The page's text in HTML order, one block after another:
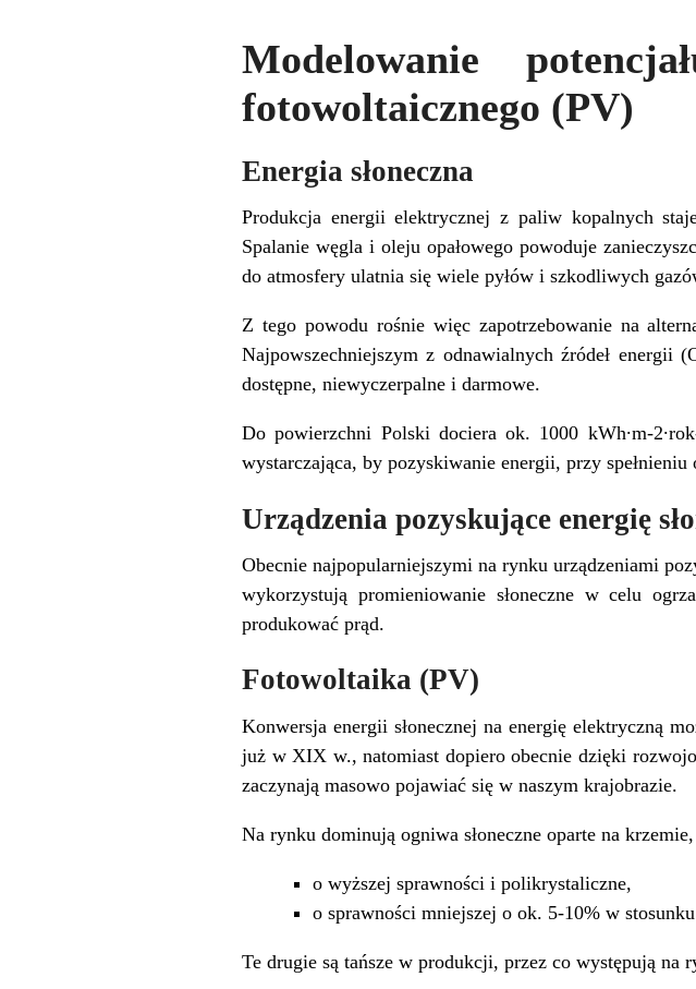
Modelowanie
fotowoltaicznego (PV)
Energia słoneczna
Produkcja energii elektrycznej z paliw kopalnych
Spalanie węgla i oleju opałowego powoduje
do atmosfery ulatnia się wiele pyłów i szkodliwych
Z tego powodu rośnie więc zapotrzebowanie na
Najpowszechniejszym z odnawialnych źródeł energii
dostępne, niewyczerpalne i darmowe.
Do powierzchni Polski dociera ok. 1000 kWh∙m-
wystarczająca, by pozyskiwanie energii, przy spełnieniu
Urządzenia pozyskujące energię
Obecnie najpopularniejszymi na rynku urządzeniami
wykorzystują promieniowanie słoneczne w celu
produkować prąd.
Fotowoltaika (PV)
Konwersja energii słonecznej na energię elektryczną
już w XIX w., natomiast dopiero obecnie dzięki
zaczynają masowo pojawiać się w naszym krajobrazie.
Na rynku dominują ogniwa słoneczne oparte na
o wyższej sprawności i polikrystaliczne,
o sprawności mniejszej o ok. 5-10% w
Te drugie są tańsze w produkcji, przez co występują na